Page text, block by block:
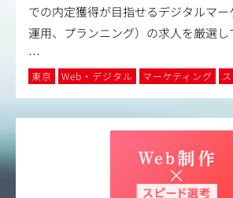
での内定獲得が目指せるデジタルマ
運用、プランニング）の求人を厳選し
…
東京 Web・デジタル マーケティング